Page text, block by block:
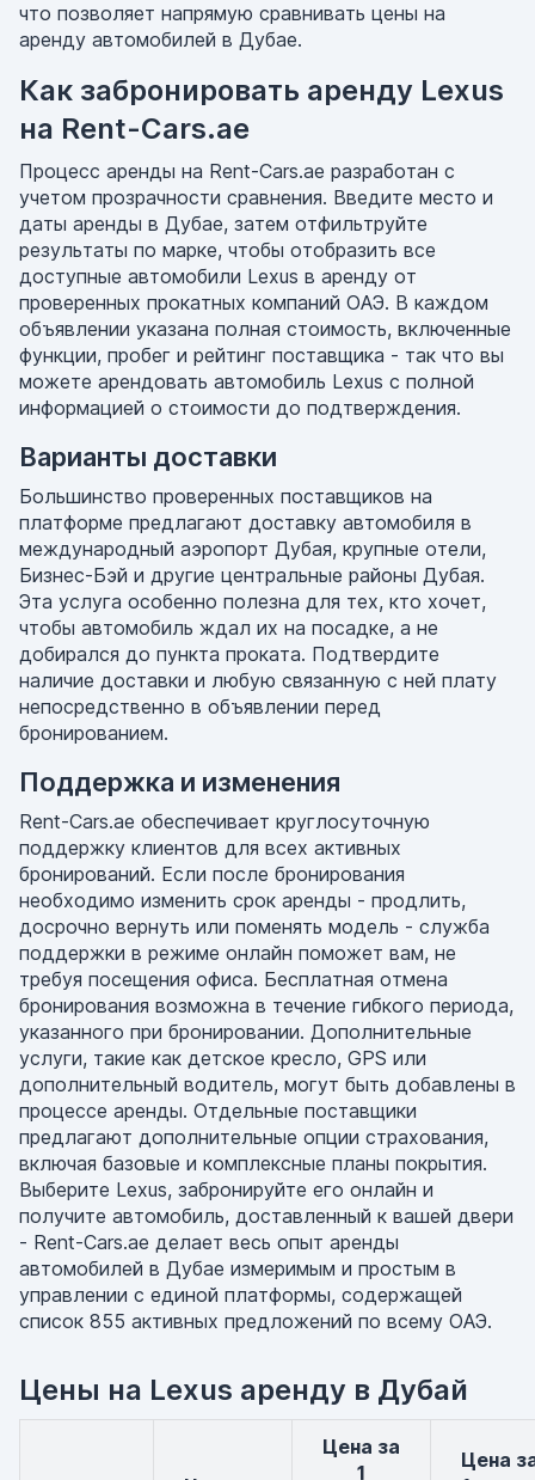
что позволяет напрямую сравнивать цены на
аренду автомобилей в Дубае.
Как забронировать аренду Lexus
на Rent-Cars.ae
Процесс аренды на Rent-Cars.ae разработан с
учетом прозрачности сравнения. Введите место и
даты аренды в Дубае, затем отфильтруйте
результаты по марке, чтобы отобразить все
доступные автомобили Lexus в аренду от
проверенных прокатных компаний ОАЭ. В каждом
объявлении указана полная стоимость, включенные
функции, пробег и рейтинг поставщика - так что вы
можете арендовать автомобиль Lexus с полной
информацией о стоимости до подтверждения.
Варианты доставки
Большинство проверенных поставщиков на
платформе предлагают доставку автомобиля в
международный аэропорт Дубая, крупные отели,
Бизнес-Бэй и другие центральные районы Дубая.
Эта услуга особенно полезна для тех, кто хочет,
чтобы автомобиль ждал их на посадке, а не
добирался до пункта проката. Подтвердите
наличие доставки и любую связанную с ней плату
непосредственно в объявлении перед
бронированием.
Поддержка и изменения
Rent-Cars.ae обеспечивает круглосуточную
поддержку клиентов для всех активных
бронирований. Если после бронирования
необходимо изменить срок аренды - продлить,
досрочно вернуть или поменять модель - служба
поддержки в режиме онлайн поможет вам, не
требуя посещения офиса. Бесплатная отмена
бронирования возможна в течение гибкого периода,
указанного при бронировании. Дополнительные
услуги, такие как детское кресло, GPS или
дополнительный водитель, могут быть добавлены в
процессе аренды. Отдельные поставщики
предлагают дополнительные опции страхования,
включая базовые и комплексные планы покрытия.
Выберите Lexus, забронируйте его онлайн и
получите автомобиль, доставленный к вашей двери
- Rent-Cars.ae делает весь опыт аренды
автомобилей в Дубае измеримым и простым в
управлении с единой платформы, содержащей
список 855 активных предложений по всему ОАЭ.
Цены на Lexus аренду в Дубай
Цена за
1
Цена за